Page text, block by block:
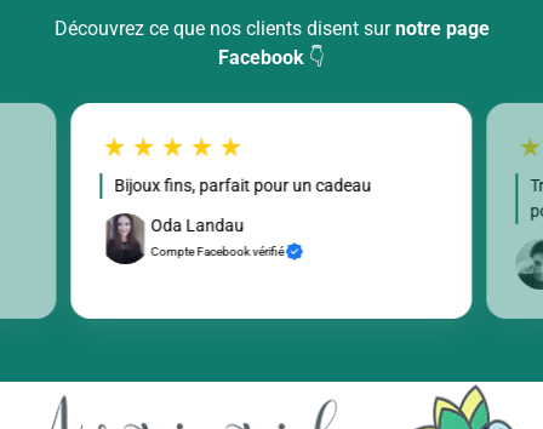
Découvrez ce que nos clients disent surnotre page
Facebook 👇
Bijoux fins, parfait pour un cadeau
Oda Landau
Compte Facebook vérifié